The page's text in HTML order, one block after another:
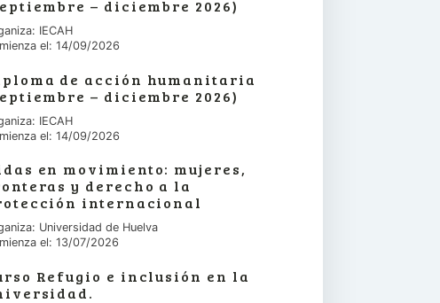
– diciembre 2026)
IECAH
el: 14/09/2026
de acción humanitaria
– diciembre 2026)
IECAH
el: 14/09/2026
en movimiento: mujeres,
y derecho a la
internacional
Universidad de Huelva
el: 13/07/2026
Refugio e inclusión en la